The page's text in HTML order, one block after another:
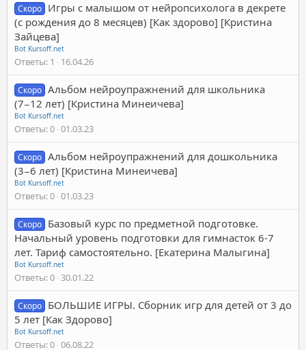
Скоро Игры с малышом от нейропсихолога в декрете
(с рождения до 8 месяцев) [Как здорово] [Кристина
Зайцева]
Bot Kursoff.net
Ответы 1 16.04.26
Скоро Альбом нейроупражнений для школьника ‌
(7−12 лет) [Кристина Минеичева]
Bot Kursoff.net
Ответы 0 01.03.23
Скоро Альбом нейроупражнений для дошкольника ‌
(3−6 лет) [Кристина Минеичева]
Bot Kursoff.net
Ответы 0 01.03.23
Скоро Базовый курс по предметной подготовке.
Начальный уровень подготовки для гимнасток 6-7
лет. Тариф самостоятельно. [Екатерина Малыгина]
Bot Kursoff.net
Ответы 0 30.01.22
Скоро БОЛЬШИЕ ИГРЫ. Сборник игр для детей от 3 до
5 лет [Как Здорово]
Bot Kursoff.net
Ответы 0 06.08.22